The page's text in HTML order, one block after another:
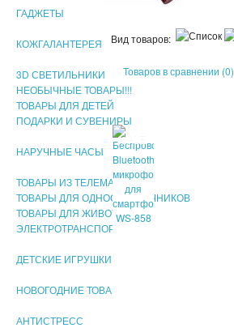
ГАДЖЕТЫ
КОЖГАЛАНТЕРЕЯ
3D СВЕТИЛЬНИКИ
НЕОБЫЧНЫЕ ТОВАРЫ!!!
ТОВАРЫ ДЛЯ ДЕТЕЙ
ПОДАРКИ И СУВЕНИРЫ
НАРУЧНЫЕ ЧАСЫ
ТОВАРЫ ИЗ ТЕЛЕМАГАЗИНА
ТОВАРЫ ДЛЯ ОДНОСТРАНИЧНИКОВ
ТОВАРЫ ДЛЯ ЖИВОТНЫХ
ЭЛЕКТРОТРАНСПОРТ
ДЕТСКИЕ ИГРУШКИ
НОВОГОДНИЕ ТОВАРЫ
АНТИСТРЕСС
Вид товаров:
Товаров в сравнении (0)
SALE